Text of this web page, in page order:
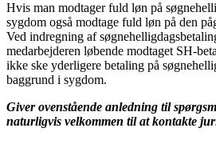
Hvis man modtager fuld løn på
sygdom også modtage fuld løn på den
Ved indregning af
medarbejderen løbende modtaget SH-
ikke ske yderligere betaling på
baggrund i sygdom.
Giver ovenstående anledning til
naturligvis velkommen til at kontakte